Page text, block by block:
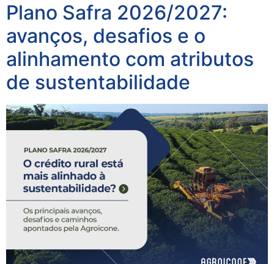
Plano Safra 2026/2027:
avanços, desafios e o
alinhamento com atributos
de sustentabilidade